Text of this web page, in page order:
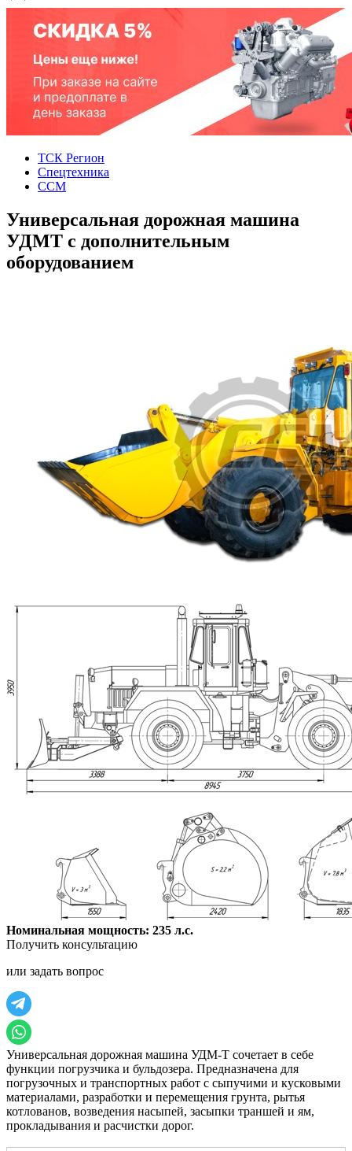
ТСК Регион
Спецтехника
ССМ
Универсальная дорожная машина
УДМТ с дополнительным
оборудованием
Номинальная мощность: 235 л.с.
Получить консультацию
или задать вопрос
Универсальная дорожная машина УДМ-Т сочетает в себе
функции погрузчика и бульдозера. Предназначена для
погрузочных и транспортных работ с сыпучими и кусковыми
материалами, разработки и перемещения грунта, рытья
котлованов, возведения насыпей, засыпки траншей и ям,
прокладывания и расчистки дорог.